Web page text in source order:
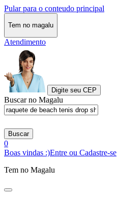
Pular para o conteudo principal
Tem no magalu
Atendimento
Digite seu CEP
Buscar no Magalu
Buscar
0
Boas vindas :)Entre ou Cadastre-se
Tem no Magalu